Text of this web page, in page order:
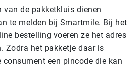
van de pakketkluis dienen
te melden bij Smartmile. Bij het
bestelling voeren ze het adres
Zodra het pakketje daar is
consument een pincode die kan